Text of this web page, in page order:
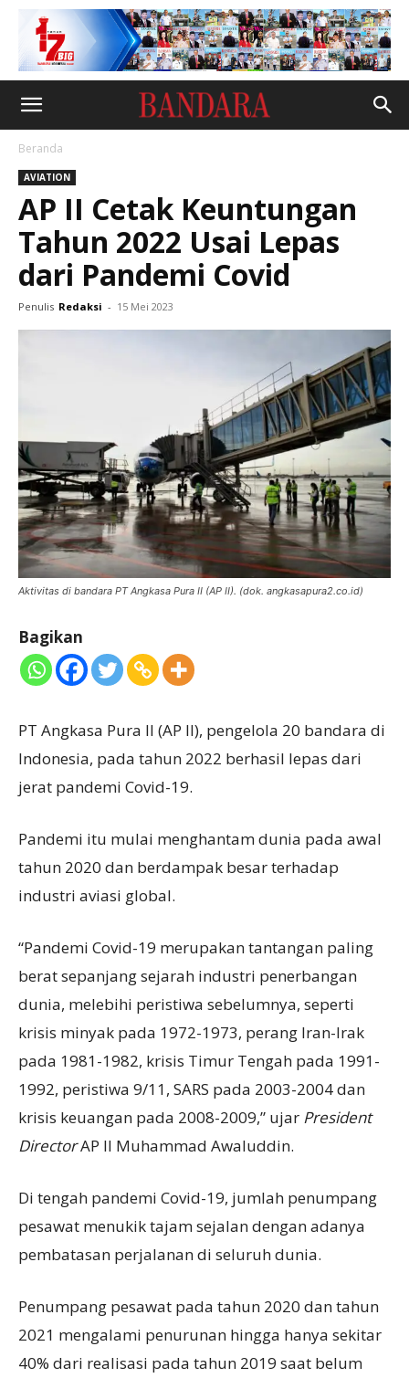
Beranda
AVIATION
AP II Cetak Keuntungan
Tahun 2022 Usai Lepas
dari Pandemi Covid
Penulis Redaksi - 15 Mei 2023
Aktivitas di bandara PT Angkasa Pura II (AP II). (dok. angkasapura2.co.id)
Bagikan
PT Angkasa Pura II (AP II), pengelola 20 bandara di
Indonesia, pada tahun 2022 berhasil lepas dari
jerat pandemi Covid-19.
Pandemi itu mulai menghantam dunia pada awal
tahun 2020 dan berdampak besar terhadap
industri aviasi global.
“Pandemi Covid-19 merupakan tantangan paling
berat sepanjang sejarah industri penerbangan
dunia, melebihi peristiwa sebelumnya, seperti
krisis minyak pada 1972-1973, perang Iran-Irak
pada 1981-1982, krisis Timur Tengah pada 1991-
1992, peristiwa 9/11, SARS pada 2003-2004 dan
krisis keuangan pada 2008-2009,” ujar President
DirectorAP II Muhammad Awaluddin.
Di tengah pandemi Covid-19, jumlah penumpang
pesawat menukik tajam sejalan dengan adanya
pembatasan perjalanan di seluruh dunia.
Penumpang pesawat pada tahun 2020 dan tahun
2021 mengalami penurunan hingga hanya sekitar
40% dari realisasi pada tahun 2019 saat belum